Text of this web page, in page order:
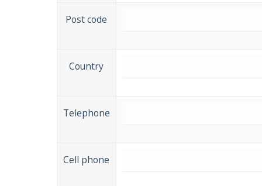
Post code
Country
Telephone
Cell phone